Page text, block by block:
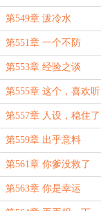
第549章 泼冷水
第551章 一个不防
第553章 经验之谈
第555章 这个，喜欢听
第557章 人设，稳住了
第559章 出乎意料
第561章 你爹没救了
第563章 你是幸运